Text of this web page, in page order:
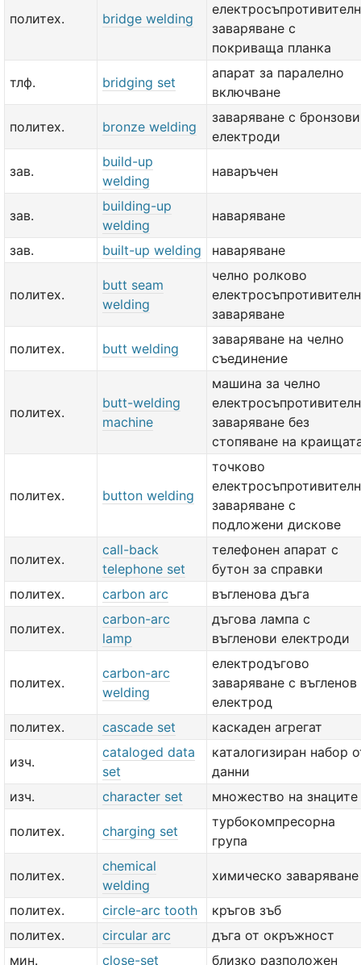
политех. bridge welding
заваряване с
покриваща планка
тлф. bridging set
апарат за паралелно
включване
политех. bronze welding
заваряване с бронзови
електроди
зав.
build-up
welding
наваръчен
зав.
building-up
welding
наваряване
зав. built-up welding наваряване
политех.
butt seam
welding
челно ролково
заваряване
политех. butt welding
заваряване на челно
съединение
политех.
butt-welding
machine
машина за челно
заваряване без
стопяване на
политех. button welding
точково
заваряване с
подложени дискове
политех.
call-back
telephone set
телефонен апарат с
бутон за справки
политех.
carbon arc въгленова дъга
политех.
carbon-arc
lamp
дъгова лампа с
въгленови електроди
политех.
carbon-arc
welding
електродъгово
заваряване с въгленов
електрод
политех.
cascade set каскаден агрегат
изч.
cataloged data
set
каталогизиран набор
данни
изч.
character set множество на знаците
политех. charging set
турбокомпресорна
група
политех.
chemical
welding
химическо заваряване
политех. circle-arc tooth
кръгов зъб
политех.
circular arc
дъга от окръжност
мин.
close-set близко разположен